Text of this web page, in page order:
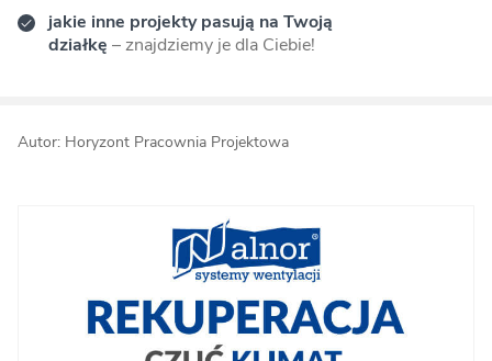
jakie inne projekty pasują na Twoją
działkę – znajdziemy je dla Ciebie!
Autor: Horyzont Pracownia Projektowa